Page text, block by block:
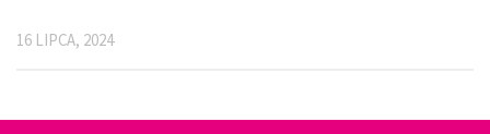
16 LIPCA, 2024